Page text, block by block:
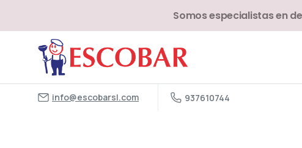
Somos especialistas en
info@escobarsl.com 937610744